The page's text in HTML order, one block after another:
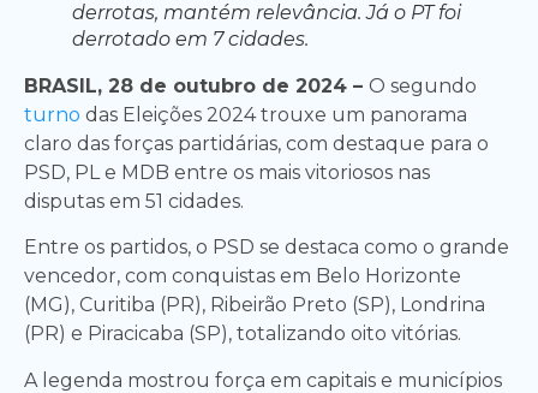
derrotas, mantém relevância. Já o PT foi
derrotado em 7 cidades.
BRASIL, 28 de outubro de 2024 – O segundo
turno das Eleições 2024 trouxe um panorama
claro das forças partidárias, com destaque para o
PSD, PL e MDB entre os mais vitoriosos nas
disputas em 51 cidades.
Entre os partidos, o PSD se destaca como o grande
vencedor, com conquistas em Belo Horizonte
(MG), Curitiba (PR), Ribeirão Preto (SP), Londrina
(PR) e Piracicaba (SP), totalizando oito vitórias.
A legenda mostrou força em capitais e municípios